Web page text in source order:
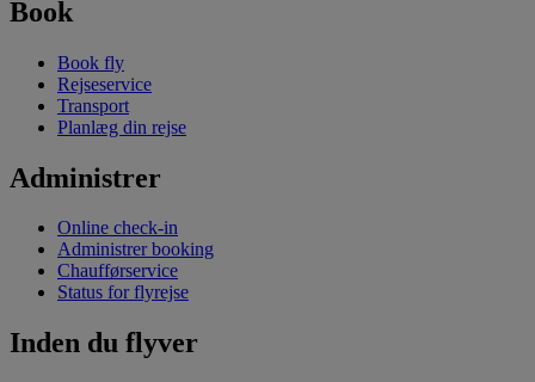
Book
Book fly
Rejseservice
Transport
Planlæg din rejse
Administrer
Online check-in
Administrer booking
Chaufførservice
Status for flyrejse
Inden du flyver